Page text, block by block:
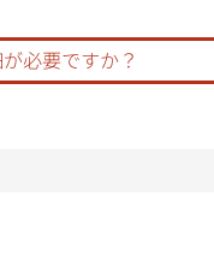
画像 © Mordor